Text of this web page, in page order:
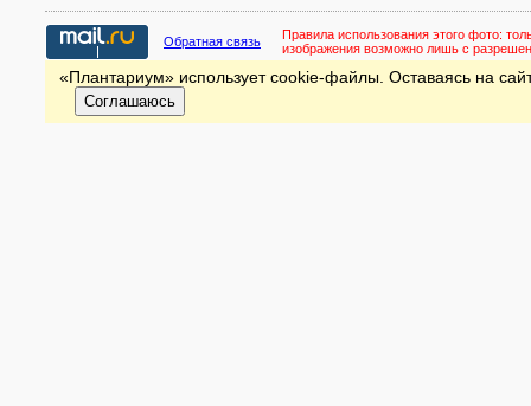
Обратная связь Правила использования этого фото:
изображения возможно лишь с
«Плантариум» использует cookie-файлы. Оставаясь на
Соглашаюсь